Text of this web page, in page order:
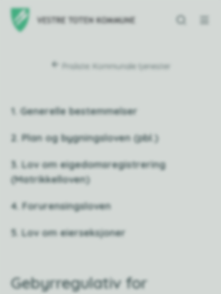
Vestre Toten
Prisliste: Kommunale tjenester
1. Generelle bestemmelser
2. Plan og bygningsloven (pbl.)
3. Lov om eigedomsregistrering
(Matrikkelloven)
4. Forurensingsloven
5. Lov om eierseksjoner
Gebyrregulativ for